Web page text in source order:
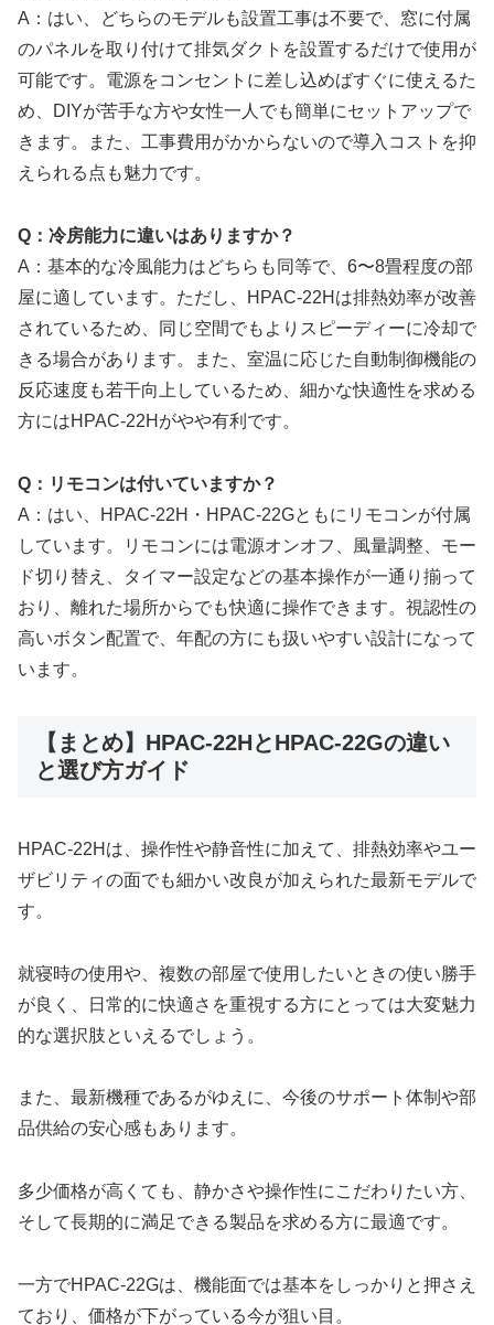
A：はい、どちらのモデルも設置工事は不要で、窓に付属
のパネルを取り付けて排気ダクトを設置するだけで使用が
可能です。電源をコンセントに差し込めばすぐに使えるた
め、DIYが苦手な方や女性一人でも簡単にセットアップで
きます。また、工事費用がかからないので導入コストを抑
えられる点も魅力です。
Q：冷房能力に違いはありますか？
A：基本的な冷風能力はどちらも同等で、6〜8畳程度の部
屋に適しています。ただし、HPAC-22Hは排熱効率が改善
されているため、同じ空間でもよりスピーディーに冷却で
きる場合があります。また、室温に応じた自動制御機能の
反応速度も若干向上しているため、細かな快適性を求める
方にはHPAC-22Hがやや有利です。
Q：リモコンは付いていますか？
A：はい、HPAC-22H・HPAC-22Gともにリモコンが付属
しています。リモコンには電源オンオフ、風量調整、モー
ド切り替え、タイマー設定などの基本操作が一通り揃って
おり、離れた場所からでも快適に操作できます。視認性の
高いボタン配置で、年配の方にも扱いやすい設計になって
います。
【まとめ】HPAC-22HとHPAC-22Gの違い
と選び方ガイド
HPAC-22Hは、操作性や静音性に加えて、排熱効率やユー
ザビリティの面でも細かい改良が加えられた最新モデルで
す。
就寝時の使用や、複数の部屋で使用したいときの使い勝手
が良く、日常的に快適さを重視する方にとっては大変魅力
的な選択肢といえるでしょう。
また、最新機種であるがゆえに、今後のサポート体制や部
品供給の安心感もあります。
多少価格が高くても、静かさや操作性にこだわりたい方、
そして長期的に満足できる製品を求める方に最適です。
一方でHPAC-22Gは、機能面では基本をしっかりと押さえ
ており、価格が下がっている今が狙い目。